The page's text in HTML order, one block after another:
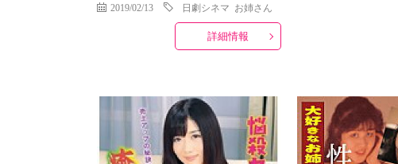
2019/02/13 日劇シネマ お姉さん
詳細情報